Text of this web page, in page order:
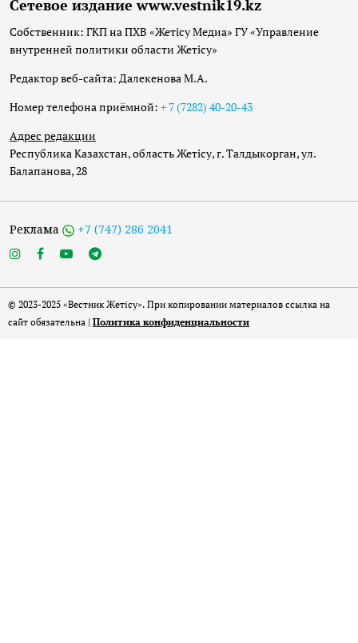
Сетевое издание www.vestnik19.kz
Собственник: ГКП на ПХВ «Жетісу Медиа» ГУ «Управление
внутренней политики области Жетісу»
Редактор веб-сайта: Далекенова М.А.
Номер телефона приёмной: + 7 (7282) 40-20-43
Адрес редакции
Республика Казахстан, область Жетісу, г. Талдыкорган, ул.
Балапанова, 28
Реклама +7 (747) 286 2041
© 2023-2025 «Вестник Жетісу». При копировании материалов ссылка на
сайт обязательна | Политика конфиденциальности